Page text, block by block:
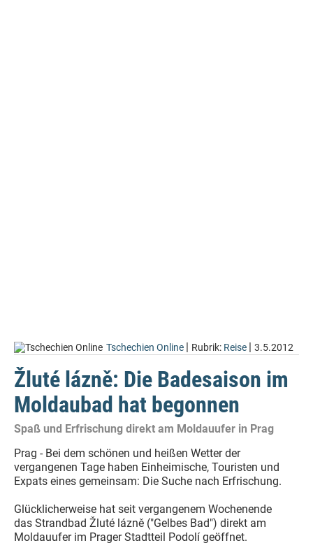
Tschechien Online | Rubrik: Reise | 3.5.2012
Žluté lázně: Die Badesaison im
Moldaubad hat begonnen
Spaß und Erfrischung direkt am Moldauufer in Prag
Prag - Bei dem schönen und heißen Wetter der
vergangenen Tage haben Einheimische, Touristen und
Expats eines gemeinsam: Die Suche nach Erfrischung.
Glücklicherweise hat seit vergangenem Wochenende
das Strandbad Žluté lázně ("Gelbes Bad") direkt am
Moldauufer im Prager Stadtteil Podolí geöffnet.